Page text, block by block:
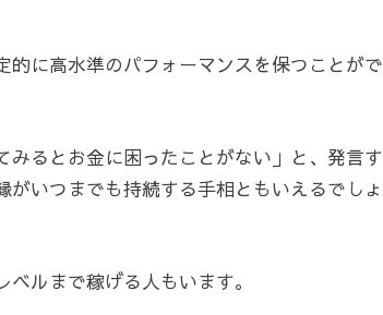
に高水準のパフォーマンスを保つことがで
るとお金に困ったことがない」と、発言す
いつまでも持続する手相ともいえるでしょ
ルまで稼げる人もいます。